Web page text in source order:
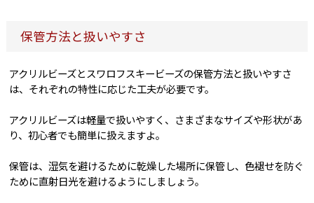
保管方法と扱いやすさ
アクリルビーズとスワロフスキービーズの保管方法と扱いやすさ
は、それぞれの特性に応じた工夫が必要です。
アクリルビーズは軽量で扱いやすく、さまざまなサイズや形状があ
り、初心者でも簡単に扱えますよ。
保管は、湿気を避けるために乾燥した場所に保管し、色褪せを防ぐ
ために直射日光を避けるようにしましょう。